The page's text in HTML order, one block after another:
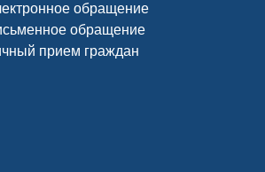
обращение
обращение
прием граждан